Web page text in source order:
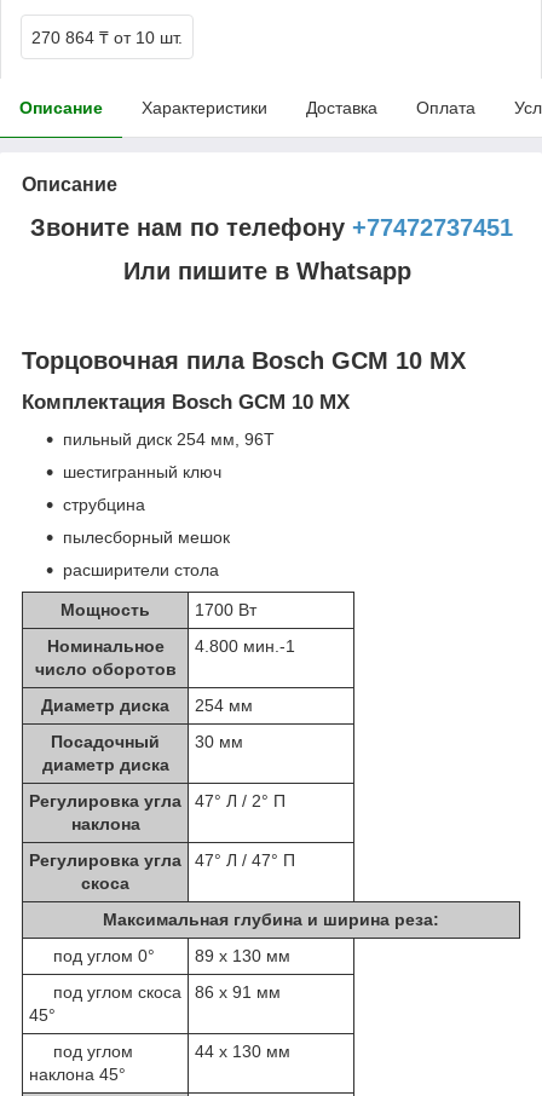
270 864 ₸ от 10 шт.
Описание Характеристики Доставка Оплата
Описание
Звоните нам по телефону +77472737451
Или пишите в Whatsapp
Торцовочная пила Bosch GCM 10 MX
Комплектация Bosch GCM 10 MX
пильный диск 254 мм, 96T
шестигранный ключ
струбцина
пылесборный мешок
расширители стола
Мощность
1700 Вт
Номинальное
число оборотов
4.800 мин.-1
Диаметр диска
254 мм
Посадочный
диаметр диска
30 мм
Регулировка угла
наклона
47° Л / 2° П
Регулировка угла
скоса
47° Л / 47° П
Максимальная глубина и ширина реза:
под углом 0°
89 х 130 мм
под углом скоса
45°
86 х 91 мм
под углом
наклона 45°
44 х 130 мм